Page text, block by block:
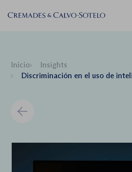
Inicio
Insights
Discriminación en el uso de